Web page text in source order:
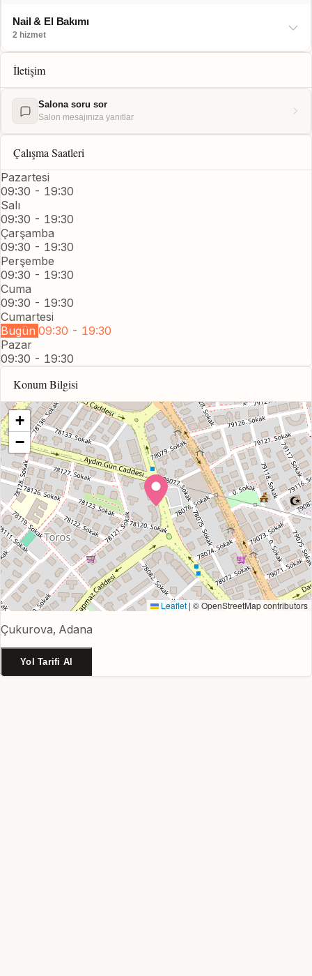
Nail & El Bakımı
2 hizmet
İletişim
Salona soru sor
Salon mesajınıza yanıtlar
Çalışma Saatleri
Pazartesi
09:30 - 19:30
Salı
09:30 - 19:30
Çarşamba
09:30 - 19:30
Perşembe
09:30 - 19:30
Cuma
09:30 - 19:30
Cumartesi
Bugün 09:30 - 19:30
Pazar
09:30 - 19:30
Konum Bilgisi
+
−
Leaflet | © OpenStreetMap contributors
Çukurova, Adana
Yol Tarifi Al